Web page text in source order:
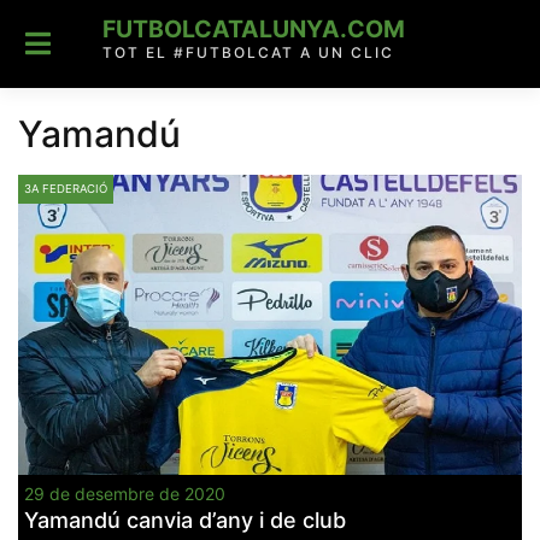
content
FUTBOLCATALUNYA.COM
TOT EL #FUTBOLCAT A UN CLIC
Yamandú
3A FEDERACIÓ
29 de desembre de 2020
Yamandú canvia d’any i de club